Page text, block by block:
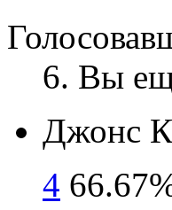
6. Вы
Джонс
4